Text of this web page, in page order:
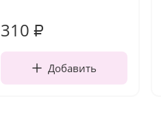
310 ₽
Добавить